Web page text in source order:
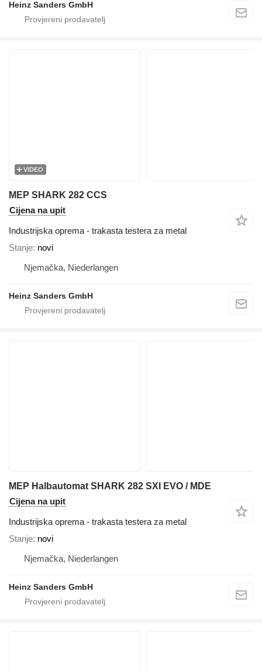
Heinz Sanders GmbH
VIDEO
MEP SHARK 282 CCS
Cijena na upit
Industrijska oprema - trakasta testera za metal
Stanje novi
Njemačka, Niederlangen
Heinz Sanders GmbH
MEP Halbautomat SHARK 282 SXI EVO / MDE
Cijena na upit
Industrijska oprema - trakasta testera za metal
Stanje novi
Njemačka, Niederlangen
Heinz Sanders GmbH